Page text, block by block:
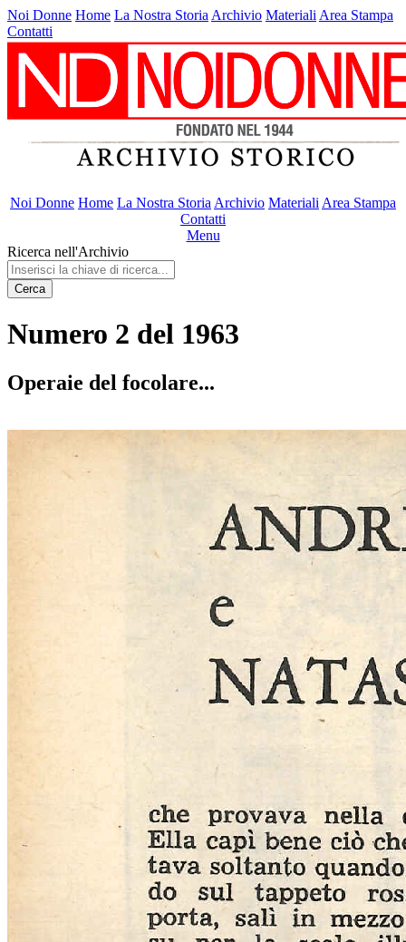
Noi Donne Home La Nostra Storia Archivio Materiali Area Stampa
Contatti
Noi Donne Home La Nostra Storia Archivio Materiali Area Stampa
Contatti
Menu
Ricerca nell'Archivio
Cerca
Numero 2 del 1963
Operaie del focolare...